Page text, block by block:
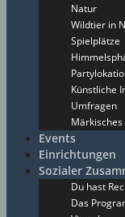
Natur
Wildtier in
Spielplätze
Künstliche
Umfragen
Events
Einrichtungen
Sozialer
Du hast
Das